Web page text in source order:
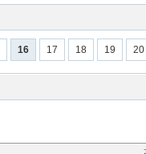
16 17 18 19 20